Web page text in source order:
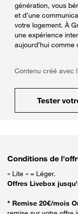
génération, vous
et d’une
votre logement. À
une expérience
aujourd’hui comme
Contenu créé avec
Tester
Conditions de
« Lite » = Léger.
Offres Livebox
* Remise 20€/mois